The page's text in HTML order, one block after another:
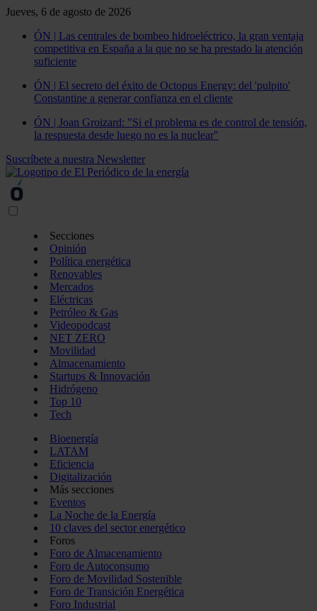
Jueves, 6 de agosto de 2026
ÓN | Las centrales de bombeo hidroeléctrico, la gran ventaja
competitiva en España a la que no se ha prestado la atención
suficiente
ÓN | El secreto del éxito de Octopus Energy: del 'pulpito'
Constantine a generar confianza en el cliente
ÓN | Joan Groizard: "Si el problema es de control de tensión,
la respuesta desde luego no es la nuclear"
Suscríbete a nuestra Newsletter
Secciones
Opinión
Política energética
Renovables
Mercados
Eléctricas
Petróleo & Gas
Videopodcast
NET ZERO
Movilidad
Almacenamiento
Startups & Innovación
Hidrógeno
Top 10
Tech
Bioenergía
LATAM
Eficiencia
Digitalización
Más secciones
Eventos
La Noche de la Energía
10 claves del sector energético
Foros
Foro de Almacenamiento
Foro de Autoconsumo
Foro de Movilidad Sostenible
Foro de Transición Energética
Foro Industrial